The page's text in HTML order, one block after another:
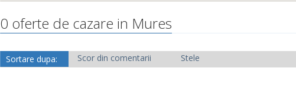
0 oferte de cazare in Mures
Sortare dupa: Scor din comentarii Stele